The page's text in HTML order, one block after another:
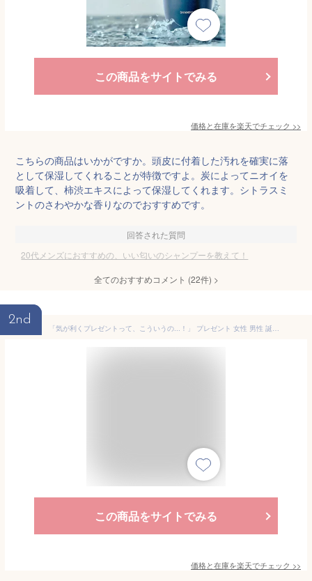
この商品をサイトでみる
価格と在庫を楽天でチェック >>
こちらの商品はいかがですか。頭皮に付着した汚れを確実に落
として保湿してくれることが特徴ですよ。炭によってニオイを
吸着して、柿渋エキスによって保湿してくれます。シトラスミ
ントのさわやかな香りなのでおすすめです。
回答された質問
20代メンズにおすすめの、いい匂いのシャンプーを教えて！
全てのおすすめコメント (22件) >
2nd
「気が利くプレゼントって、こういうの...！」 プレゼント 女性 男性 誕生日プレゼント 女友達 50代 70歳 義母 肩 首 ネック ems ネックリラクゼーション 機器 温感 シンプル 超軽量 LuLufeel ルルフィール【ギフト対応】
この商品をサイトでみる
価格と在庫を楽天でチェック >>